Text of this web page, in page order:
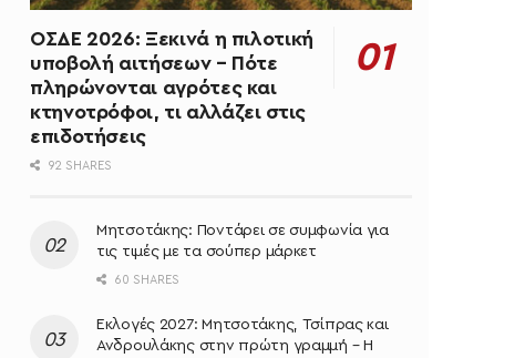
ΟΣΔΕ 2026: Ξεκινά η πιλοτική
υποβολή αιτήσεων – Πότε
πληρώνονται αγρότες και
κτηνοτρόφοι, τι αλλάζει στις
επιδοτήσεις
92 SHARES
Μητσοτάκης: Ποντάρει σε συμφωνία για
τις τιμές με τα σούπερ μάρκετ
60 SHARES
Εκλογές 2027: Μητσοτάκης, Τσίπρας και
Ανδρουλάκης στην πρώτη γραμμή – Η